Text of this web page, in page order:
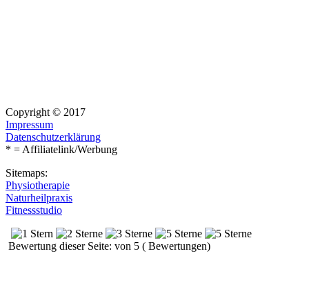
Copyright © 2017
Impressum
Datenschutzerklärung
* = Affiliatelink/Werbung
Sitemaps:
Physiotherapie
Naturheilpraxis
Fitnessstudio
Bewertung dieser Seite: von 5 ( Bewertungen)